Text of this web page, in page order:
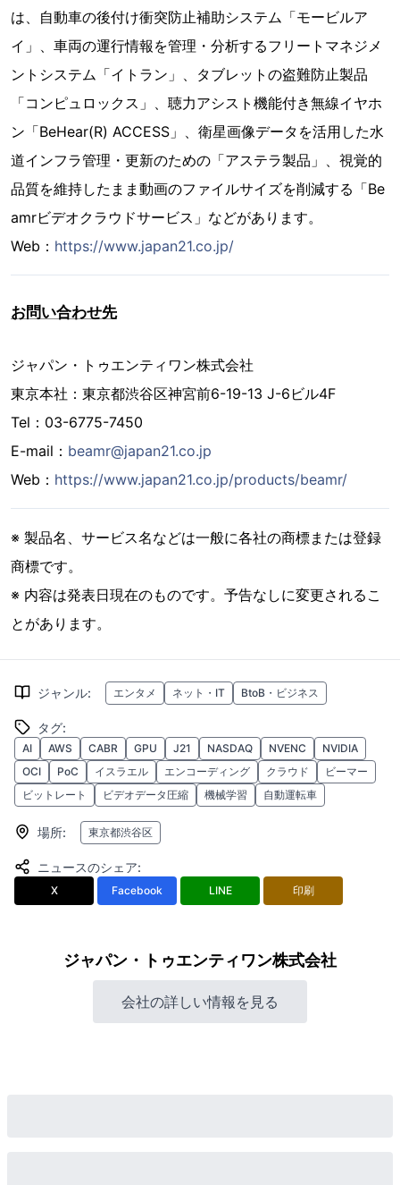
は、自動車の後付け衝突防止補助システム「モービルア
イ」、車両の運行情報を管理・分析するフリートマネジメ
ントシステム「イトラン」、タブレットの盗難防止製品
「コンピュロックス」、聴力アシスト機能付き無線イヤホ
ン「BeHear(R) ACCESS」、衛星画像データを活用した水
道インフラ管理・更新のための「アステラ製品」、視覚的
品質を維持したまま動画のファイルサイズを削減する「Be
amrビデオクラウドサービス」などがあります。
Web： https://www.japan21.co.jp/
お問い合わせ先
ジャパン・トゥエンティワン株式会社
東京本社：東京都渋谷区神宮前6-19-13 J-6ビル4F
Tel：03-6775-7450
E-mail： beamr@japan21.co.jp
Web： https://www.japan21.co.jp/products/beamr/
※ 製品名、サービス名などは一般に各社の商標または登録
商標です。
※ 内容は発表日現在のものです。予告なしに変更されるこ
とがあります。
ジャンル: エンタメ ネット・IT BtoB・ビジネス
タグ:
AI AWS CABR GPU J21 NASDAQ NVENC
NVIDIA
OCI
PoC イスラエル エンコーディング クラウド
ビーマー
ビットレート
ビデオデータ圧縮 機械学習 自動運転車
場所: 東京都渋谷区
ニュースのシェア:
X Facebook LINE 印刷
ジャパン・トゥエンティワン株式会社
会社の詳しい情報を見る